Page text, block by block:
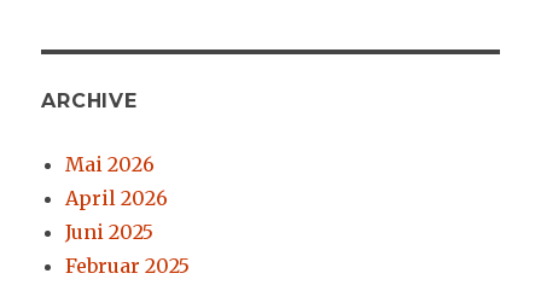
ARCHIVE
Mai 2026
April 2026
Juni 2025
Februar 2025